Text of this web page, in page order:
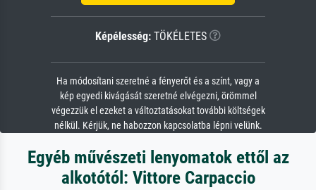
Képélesség: TÖKÉLETES
Ha módosítani szeretné a fényerőt és a színt, vagy a
kép egyedi kivágását szeretné elvégezni, örömmel
végezzük el ezeket a változtatásokat további költségek
nélkül. Kérjük, ne habozzon kapcsolatba lépni velünk.
Egyéb művészeti lenyomatok ettől az
alkotótól: Vittore Carpaccio